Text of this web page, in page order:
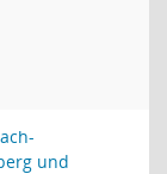
und